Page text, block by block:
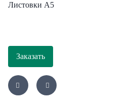
Листовки А5
Заказать